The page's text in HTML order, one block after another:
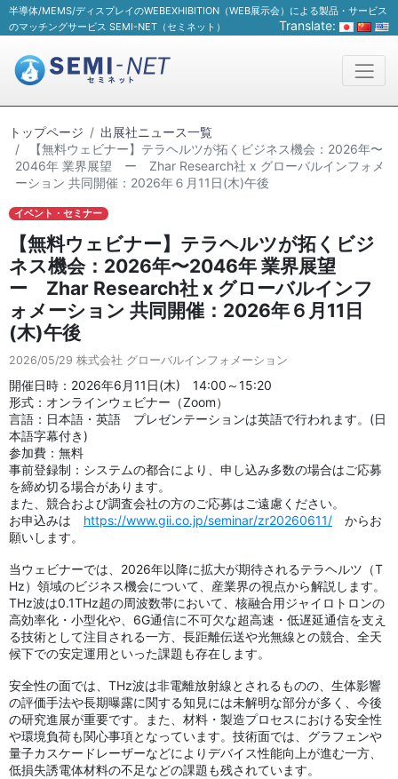
半導体/MEMS/ディスプレイのWEBEXHIBITION（WEB展示会）による製品・サービス
のマッチングサービス SEMI-NET（セミネット）
Translate:
トップページ
出展社ニュース一覧
【無料ウェビナー】テラヘルツが拓くビジネス機会：2026年〜
2046年 業界展望 ー Zhar Research社 x グローバルインフォメ
ーション 共同開催：2026年６月11日(木)午後
イベント・セミナー
【無料ウェビナー】テラヘルツが拓くビジ
ネス機会：2026年〜2046年 業界展望
ー Zhar Research社 x グローバルインフ
ォメーション 共同開催：2026年６月11日
(木)午後
2026/05/29 株式会社 グローバルインフォメーション
開催日時：2026年6月11日(木) 14:00～15:20
形式：オンラインウェビナー（Zoom）
言語：日本語・英語 プレゼンテーションは英語で行われます。(日
本語字幕付き)
参加費：無料
事前登録制：システムの都合により、申し込み多数の場合はご応募
を締め切る場合があります。
また、競合および調査会社の方のご応募はご遠慮ください。
お申込みは https://www.gii.co.jp/seminar/zr20260611/ からお
願いします。
当ウェビナーでは、2026年以降に拡大が期待されるテラヘルツ（T
Hz）領域のビジネス機会について、産業界の視点から解説します。
THz波は0.1THz超の周波数帯において、核融合用ジャイロトロンの
高効率化・小型化や、6G通信に不可欠な超高速・低遅延通信を支え
る技術として注目される一方、長距離伝送や光無線との競合、全天
候下での安定運用といった課題も存在します。
安全性の面では、THz波は非電離放射線とされるものの、生体影響
の評価手法や長期曝露に関する知見には未解明な部分が多く、今後
の研究進展が重要です。また、材料・製造プロセスにおける安全性
や環境負荷も関心事項となっています。技術面では、グラフェンや
量子カスケードレーザーなどによりデバイス性能向上が進む一方、
低損失誘電体材料の不足などの課題も残されています。